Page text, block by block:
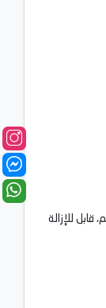
للإزالة